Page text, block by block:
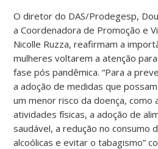
O diretor do DAS/Prodegesp,
a Coordenadora de Promoção e
Nicolle Ruzza, reafirmam a
mulheres voltarem a atenção
fase pós pandêmica. “Para a
a adoção de medidas que
um menor risco da doença, como
atividades físicas, a adoção de
saudável, a redução no consumo
alcoólicas e evitar o tabagismo”